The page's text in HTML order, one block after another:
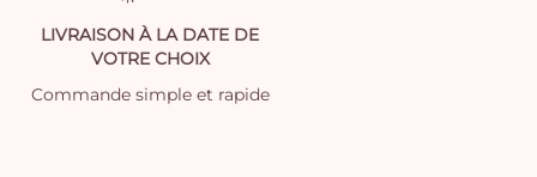
LIVRAISON À LA DATE DE
VOTRE CHOIX
Commande simple et rapide